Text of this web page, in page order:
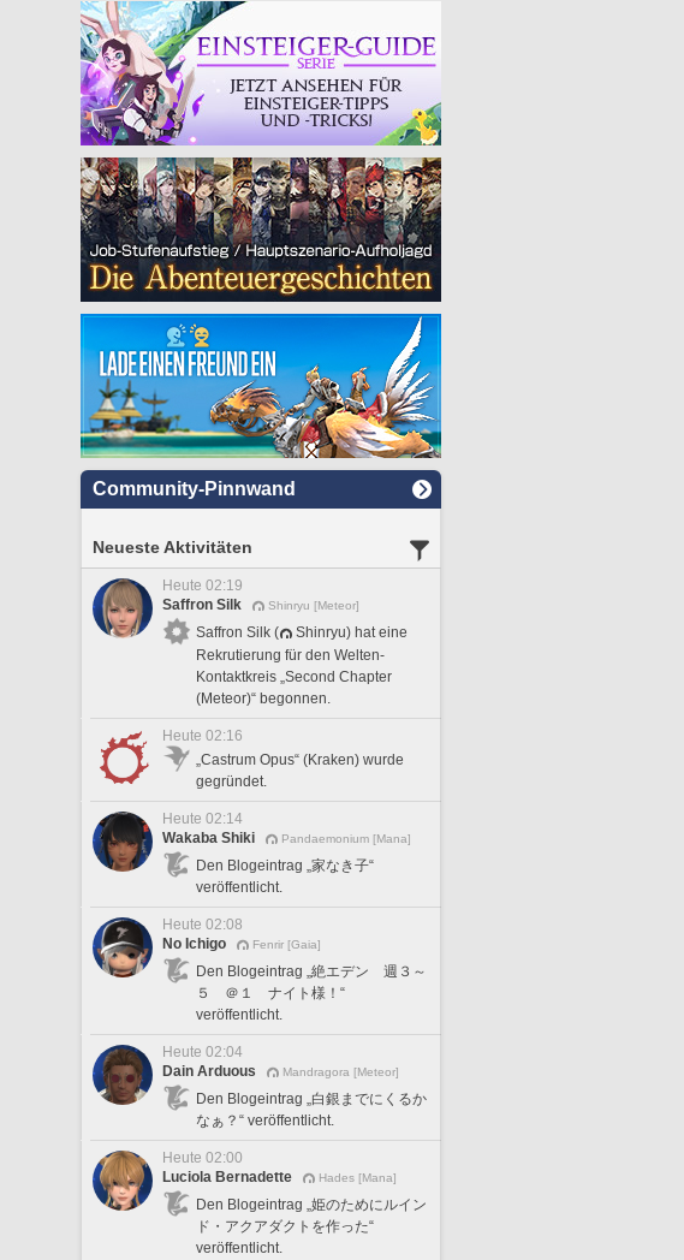
Community-Pinnwand
Neueste Aktivitäten
Heute 02:19
Saffron Silk
Shinryu [Meteor]
Saffron Silk (
Shinryu) hat eine
Rekrutierung für den Welten-
Kontaktkreis „Second Chapter
(Meteor)“ begonnen.
Heute 02:16
„Castrum Opus“ (Kraken) wurde
gegründet.
Heute 02:14
Wakaba Shiki
Pandaemonium [Mana]
Den Blogeintrag „家なき子“
veröffentlicht.
Heute 02:08
No Ichigo
Fenrir [Gaia]
Den Blogeintrag „絶エデン 週３～
５ ＠１ ナイト様！“
veröffentlicht.
Heute 02:04
Dain Arduous
Mandragora [Meteor]
Den Blogeintrag „白銀までにくるか
なぁ？“ veröffentlicht.
Heute 02:00
Luciola Bernadette
Hades [Mana]
Den Blogeintrag „姫のためにルイン
ド・アクアダクトを作った“
veröffentlicht.